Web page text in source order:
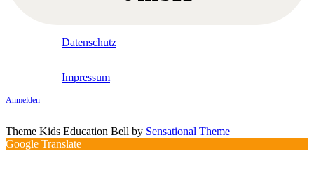
Datenschutz
Impressum
Anmelden
Theme Kids Education Bell by Sensational Theme
Google Translate